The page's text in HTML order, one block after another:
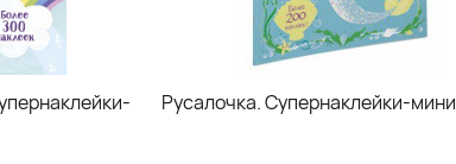
Русалочка. Супернаклейки-мини